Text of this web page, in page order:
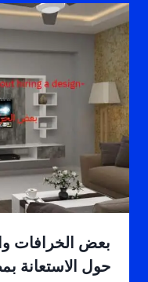
بعض الخرافات
حول الاستعانة